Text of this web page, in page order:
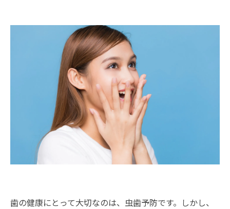
歯の健康にとって大切なのは、虫歯予防です。しかし、